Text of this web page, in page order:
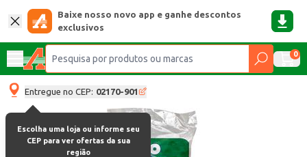
Baixe nosso novo app e ganhe descontos
exclusivos
0
Entregue no CEP: 02170-901
Escolha uma loja ou informe seu
CEP para ver ofertas da sua
região